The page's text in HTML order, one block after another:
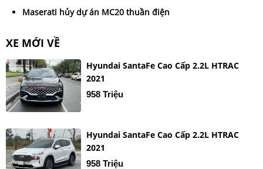
Maserati hủy dự án MC20 thuần điện
XE MỚI VỀ
Hyundai SantaFe Cao Cấp 2.2L HTRAC
2021
958 Triệu
Hyundai SantaFe Cao Cấp 2.2L HTRAC
2021
958 Triệu